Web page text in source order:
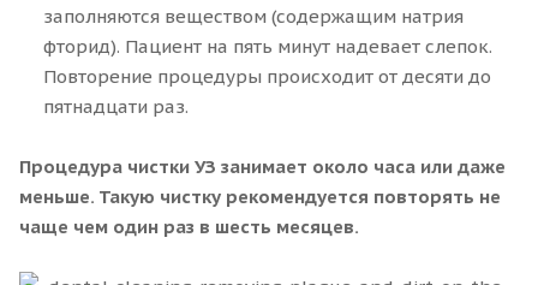
заполняются веществом (содержащим натрия
фторид). Пациент на пять минут надевает слепок.
Повторение процедуры происходит от десяти до
пятнадцати раз.
Процедура чистки УЗ занимает около часа или даже
меньше. Такую чистку рекомендуется повторять не
чаще чем один раз в шесть месяцев.